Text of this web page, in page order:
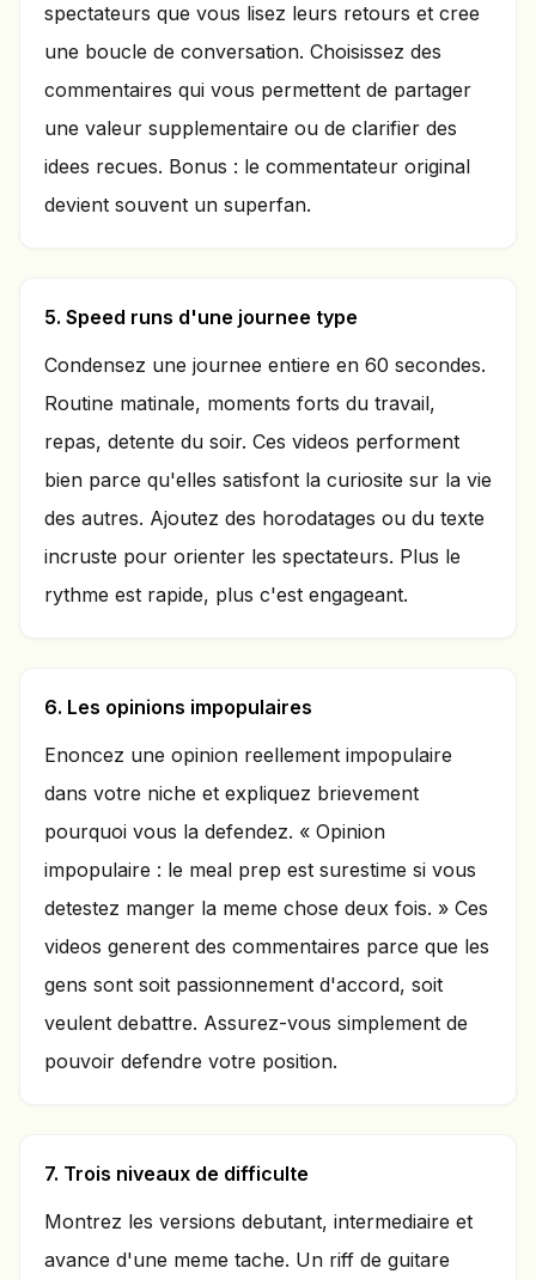
spectateurs que vous lisez leurs retours et cree
une boucle de conversation. Choisissez des
commentaires qui vous permettent de partager
une valeur supplementaire ou de clarifier des
idees recues. Bonus : le commentateur original
devient souvent un superfan.
5. Speed runs d'une journee type
Condensez une journee entiere en 60 secondes.
Routine matinale, moments forts du travail,
repas, detente du soir. Ces videos performent
bien parce qu'elles satisfont la curiosite sur la vie
des autres. Ajoutez des horodatages ou du texte
incruste pour orienter les spectateurs. Plus le
rythme est rapide, plus c'est engageant.
6. Les opinions impopulaires
Enoncez une opinion reellement impopulaire
dans votre niche et expliquez brievement
pourquoi vous la defendez. « Opinion
impopulaire : le meal prep est surestime si vous
detestez manger la meme chose deux fois. » Ces
videos generent des commentaires parce que les
gens sont soit passionnement d'accord, soit
veulent debattre. Assurez-vous simplement de
pouvoir defendre votre position.
7. Trois niveaux de difficulte
Montrez les versions debutant, intermediaire et
avance d'une meme tache. Un riff de guitare